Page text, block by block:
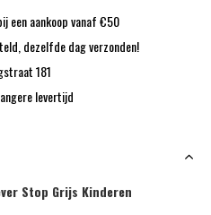
een aankoop vanaf €50
dezelfde dag verzonden!
181
levertijd
Stop Grijs Kinderen